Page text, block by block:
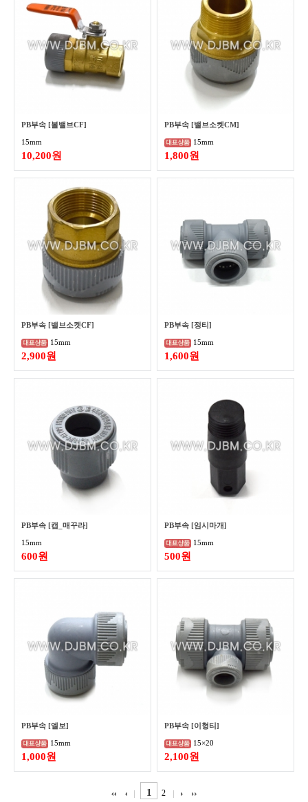
PB부속 [볼밸브CF]
15mm
10,200원
PB부속 [밸브소켓CM]
15mm
1,800원
PB부속 [밸브소켓CF]
15mm
2,900원
PB부속 [정티]
15mm
1,600원
PB부속 [캡_매꾸라]
15mm
600원
PB부속 [임시마개]
15mm
500원
PB부속 [엘보]
15mm
1,000원
PB부속 [이형티]
15×20
2,100원
1 2